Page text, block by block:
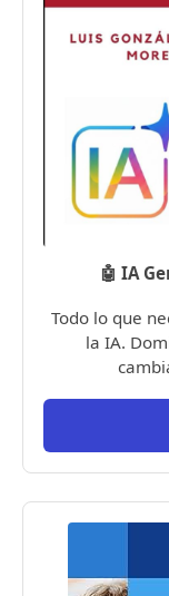
🤖 IA
Todo lo que
la IA.